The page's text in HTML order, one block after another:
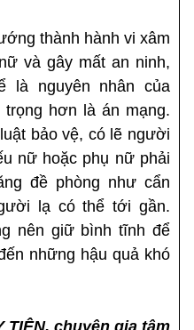
thành hành vi xâm
và gây mất an ninh,
là nguyên nhân của
hơn là án mạng.
bảo vệ, có lẽ người
nữ hoặc phụ nữ phải
đề phòng như cẩn
lạ có thể tới gần.
nên giữ bình tĩnh để
những hậu quả khó
TIÊN, chuyên gia tâm